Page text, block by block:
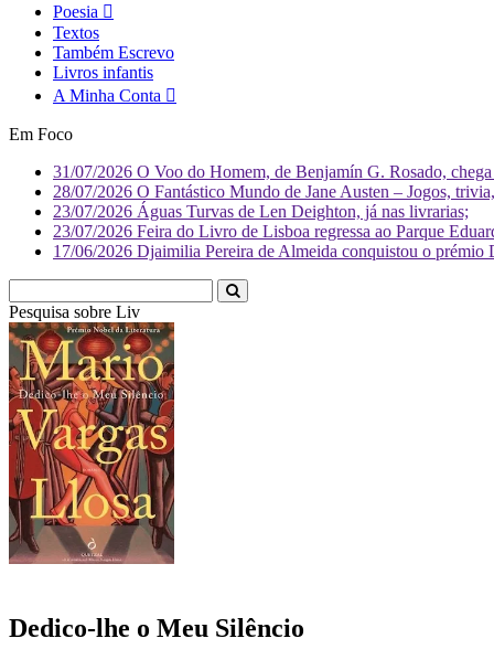
Poesia
Textos
Também Escrevo
Livros infantis
A Minha Conta
Em Foco
31/07/2026 O Voo do Homem, de Benjamín G. Rosado,
28/07/2026 O Fantástico Mundo de Jane Austen – Jogos,
23/07/2026 Águas Turvas de Len Deighton, já nas livrarias;
23/07/2026 Feira do Livro de Lisboa regressa ao Parque
17/06/2026 Djaimilia Pereira de Almeida conquistou o
Pesquisa sobre Literatura
Dedico-lhe o Meu Silêncio